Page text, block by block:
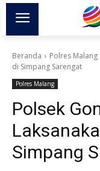
Beranda Polres Malang
di Simpang Sarengat
Polres Malang
Polsek
Simpang